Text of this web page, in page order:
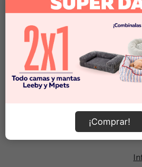
Entre 10KG Y 20KG
Hasta 10Kg
$9.990-$18.990
Selecciona una opción para ver
disponibilidad
Añadir al
¡Comprar!